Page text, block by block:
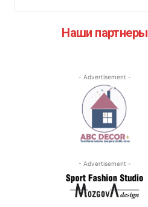
Наши партнеры
- Advertisement -
- Advertisement -